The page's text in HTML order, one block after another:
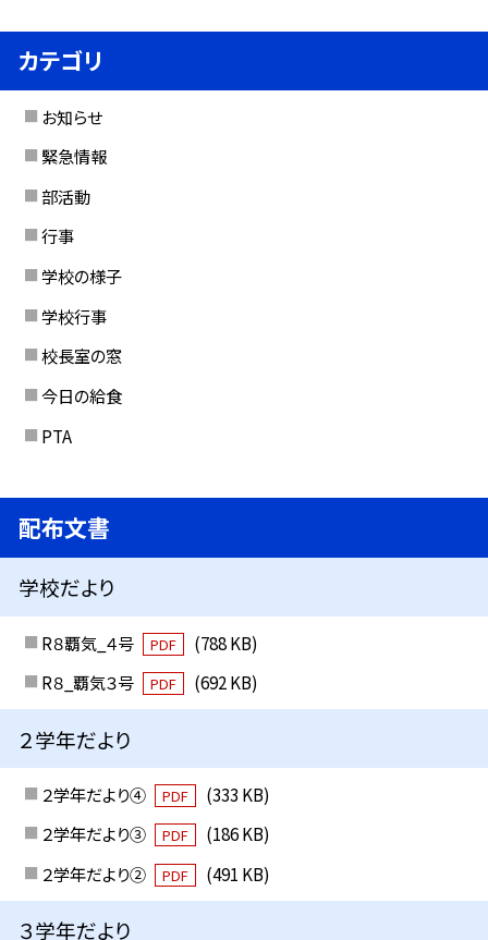
カテゴリ
お知らせ
緊急情報
部活動
行事
学校の様子
学校行事
校長室の窓
今日の給食
PTA
配布文書
学校だより
R８覇気_４号 PDF
(788 KB)
R８_覇気３号
PDF (692 KB)
２学年だより
２学年だより④ PDF
(333 KB)
２学年だより③
PDF
(186 KB)
２学年だより②
PDF (491 KB)
３学年だより